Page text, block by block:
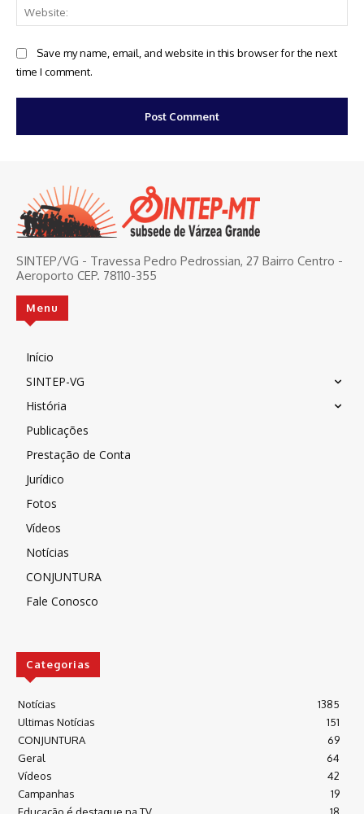
Save my name, email, and website in this browser for the next
time I comment.
SINTEP/VG - Travessa Pedro Pedrossian, 27 Bairro Centro -
Aeroporto CEP. 78110-355
Menu
Início
SINTEP-VG
História
Publicações
Prestação de Conta
Jurídico
Fotos
Vídeos
Notícias
CONJUNTURA
Fale Conosco
Categorias
Notícias
1385
Ultimas Notícias
151
CONJUNTURA
69
Geral
64
Vídeos
42
Campanhas
19
Educação é destaque na TV
18